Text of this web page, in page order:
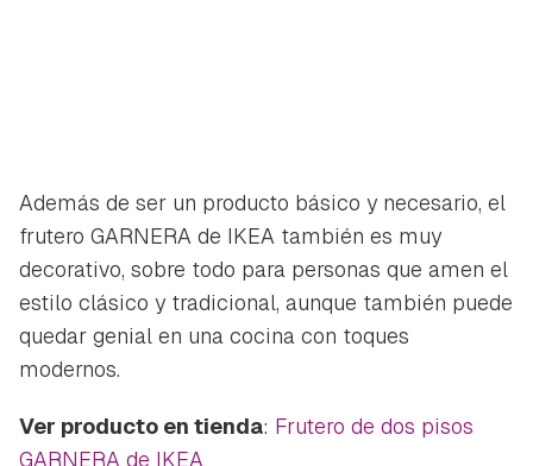
Además de ser un producto básico y necesario, el
frutero GARNERA de IKEA también es muy
decorativo, sobre todo para personas que amen el
estilo clásico y tradicional, aunque también puede
quedar genial en una cocina con toques
modernos.
Ver producto en tienda: Frutero de dos pisos
GARNERA de IKEA